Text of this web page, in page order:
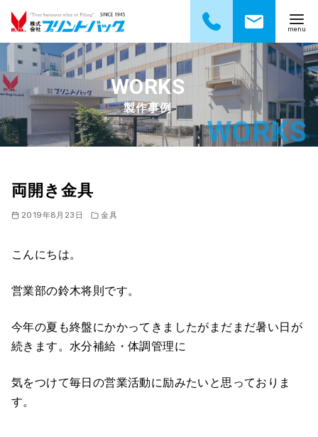
ン
テ
ツ
へ
製作事例
両開き金具
2019年8月23日 金具
こんにちは。
営業部の鈴木将則です。
今年の夏も終盤にかかってきましたがまだまだ暑い日が
続きます。水分補給・体調管理に
気をつけて毎日の営業活動に励みたいと思っておりま
す。